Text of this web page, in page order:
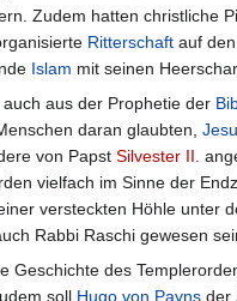
Zudem hatten christliche
Ritterschaft auf
Islam mit seinen
aus der Prophetie der
daran glaubten,
von Papst Silvester II.
vielfach im Sinne der
versteckten Höhle unter
Rabbi Raschi gewesen
Geschichte des
soll Hugo von Payns der